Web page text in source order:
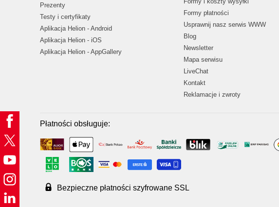
Prezenty
Testy i certyfikaty
Aplikacja Helion - Android
Aplikacja Helion - iOS
Aplikacja Helion - AppGallery
Formy płatności
Usprawnij nasz serwis WWW
Blog
Newsletter
Mapa serwisu
LiveChat
Kontakt
Reklamacje i zwroty
Płatności obsługuje:
Bezpieczne płatności szyfrowane SSL